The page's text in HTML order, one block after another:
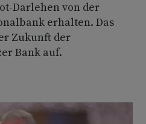
Darlehen von der
erhalten. Das
Zukunft der
Bank auf.